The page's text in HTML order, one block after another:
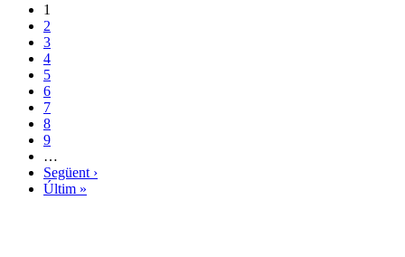
1
2
3
4
5
6
7
8
9
…
Següent ›
Últim »